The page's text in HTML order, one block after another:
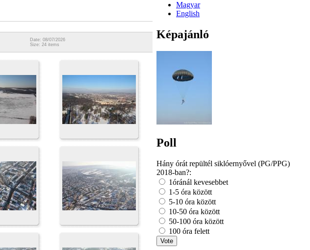
Date: 08/07/2026
Size: 24 items
Magyar
English
Képajánló
Poll
Hány órát repültél siklóernyővel (PG/PPG)
2018-ban?:
1óránál kevesebbet
1-5 óra között
5-10 óra között
10-50 óra között
50-100 óra között
100 óra felett